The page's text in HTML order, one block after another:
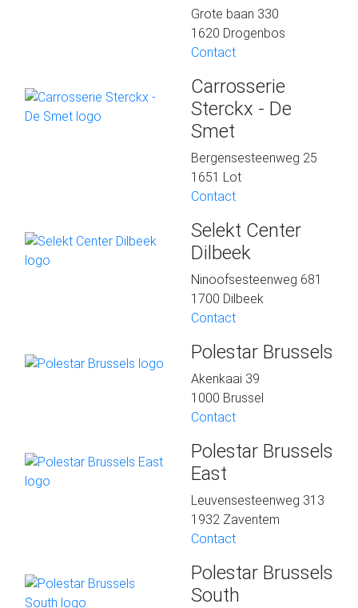
Grote baan 330
1620 Drogenbos
Contact
Carrosserie
Sterckx - De
Smet
Bergensesteenweg 25
1651 Lot
Contact
Selekt Center
Dilbeek
Ninoofsesteenweg 681
1700 Dilbeek
Contact
Polestar Brussels
Akenkaai 39
1000 Brussel
Contact
Polestar Brussels
East
Leuvensesteenweg 313
1932 Zaventem
Contact
Polestar Brussels
South